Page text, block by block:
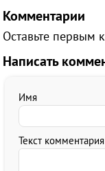
Комментарии
Оставьте первым
Написать
Имя
Текст комментария